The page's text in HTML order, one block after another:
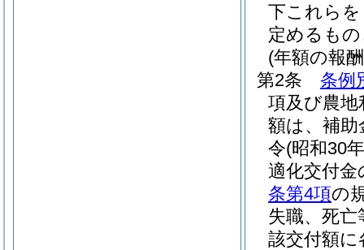
下これら
定めるも
(年額の報
第2条
条例
項及び農
額は、補
令(昭和30
適化交付
条第4項の
失職、死
該交付額に